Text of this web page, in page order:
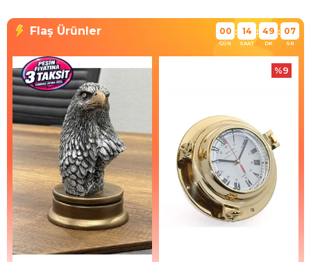
%9
00
GÜN
: 14
SAAT
: 49
DK
: 06
SN